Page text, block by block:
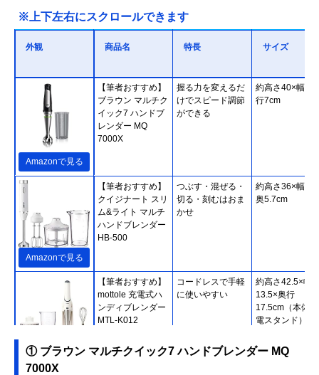
※上下左右にスクロールできます
外観 商品名 特長 サイズ
Amazonで見る
【筆者おすすめ】
ブラウン マルチク
イック7 ハンドブ
レンダー MQ
7000X
握る力を変えるだ
けでスピード調節
ができる
約高さ40×幅7×
行7cm
Amazonで見る
【筆者おすすめ】
クイジナート スリ
ム&ライト マルチ
ハンドブレンダー
HB-500
つぶす・混ぜる・
切る・刻むはおま
かせ
約高さ36×幅
奥5.7cm
Amazonで見る
【筆者おすすめ】
mottole 充電式ハ
ンディブレンダー
MTL-K012
コードレスで手軽
に使いやすい
約高さ42.5×幅
13.5×奥行
17.5cm（本体
電スタンド）
① ブラウン マルチクイック7 ハンドブレンダー MQ
7000X